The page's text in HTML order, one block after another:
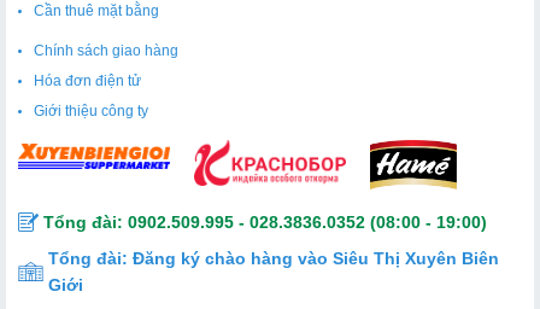
– Thêm một ít đá để cảm nhận hương vị mãnh liệt
– Dùng làm “Rượu nền” để pha chế các loại Cocktail nổi
tiếng
Cần thuê mặt bằng
Chính sách giao hàng
Hóa đơn điện tử
Giới thiệu công ty
Tổng đài: 0902.509.995 - 028.3836.0352 (08:00 - 19:00)
Tổng đài: Đăng ký chào hàng vào Siêu Thị Xuyên Biên
Giới